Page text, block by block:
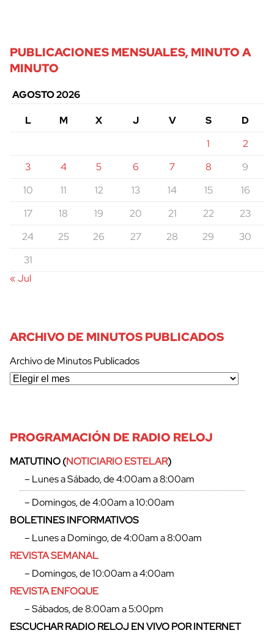
cerrar
PUBLICACIONES MENSUALES, MINUTO A
MINUTO
AGOSTO 2026
L
M X J V S
D
1
2
3
4 5 6 7 8
9
10
11 12 13 14 15
16
17
18 19 20 21 22
23
24
25 26 27 28 29
30
31
« Jul
ARCHIVO DE MINUTOS PUBLICADOS
Archivo de Minutos Publicados
PROGRAMACIÓN DE RADIO RELOJ
MATUTINO (NOTICIARIO ESTELAR)
– Lunes a Sábado, de 4:00am a 8:00am
– Domingos, de 4:00am a 10:00am
BOLETINES INFORMATIVOS
– Lunes a Domingo, de 4:00am a 8:00am
REVISTA SEMANAL
– Domingos, de 10:00am a 4:00am
REVISTA ENFOQUE
– Sábados, de 8:00am a 5:00pm
ESCUCHAR RADIO RELOJ EN VIVO POR INTERNET